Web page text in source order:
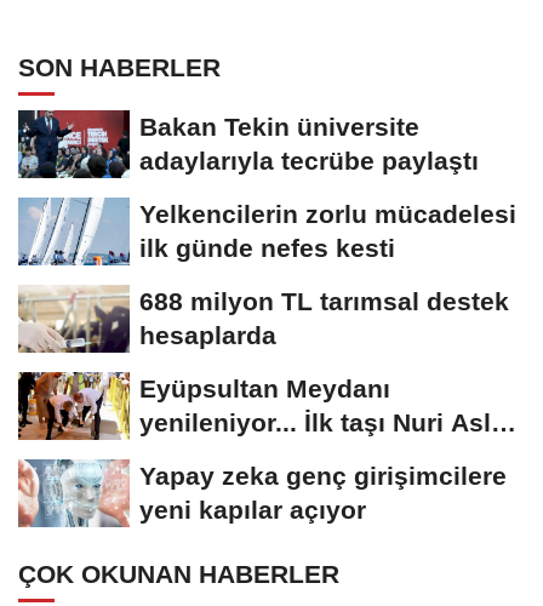
SON HABERLER
Bakan Tekin üniversite
adaylarıyla tecrübe paylaştı
Yelkencilerin zorlu mücadelesi
ilk günde nefes kesti
688 milyon TL tarımsal destek
hesaplarda
Eyüpsultan Meydanı
yenileniyor... İlk taşı Nuri Aslan
Yapay zeka genç girişimcilere
yeni kapılar açıyor
ÇOK OKUNAN HABERLER